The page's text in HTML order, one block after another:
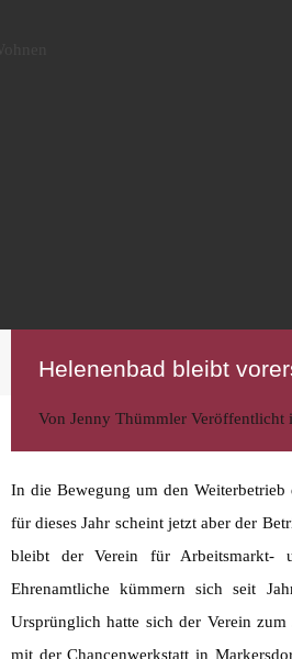
Helenenbad bleibt
Von Jenny Thümmler Veröffentlicht
In die Bewegung um den
für dieses Jahr scheint jetzt aber der
bleibt der Verein für Arbeitsmarkt-
Ehrenamtliche kümmern sich seit
Ursprünglich hatte sich der Verein
mit der Chancenwerkstatt in